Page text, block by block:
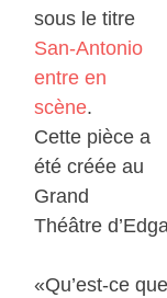
sous le titre
San-Antonio
entre en
scène.
Cette pièce a
été créée au
Grand
Théâtre
«Qu’est-ce